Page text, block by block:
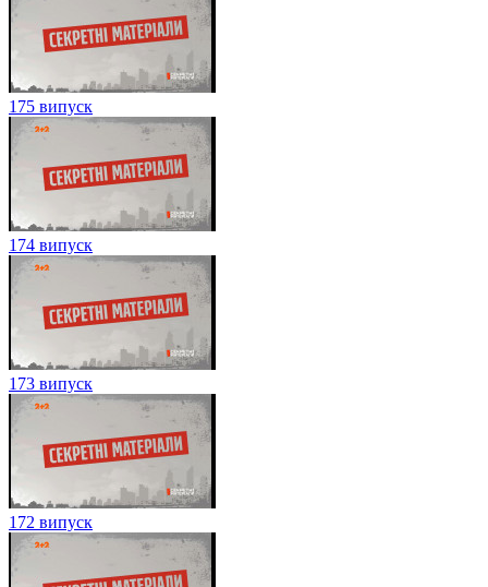
175 випуск
174 випуск
173 випуск
172 випуск